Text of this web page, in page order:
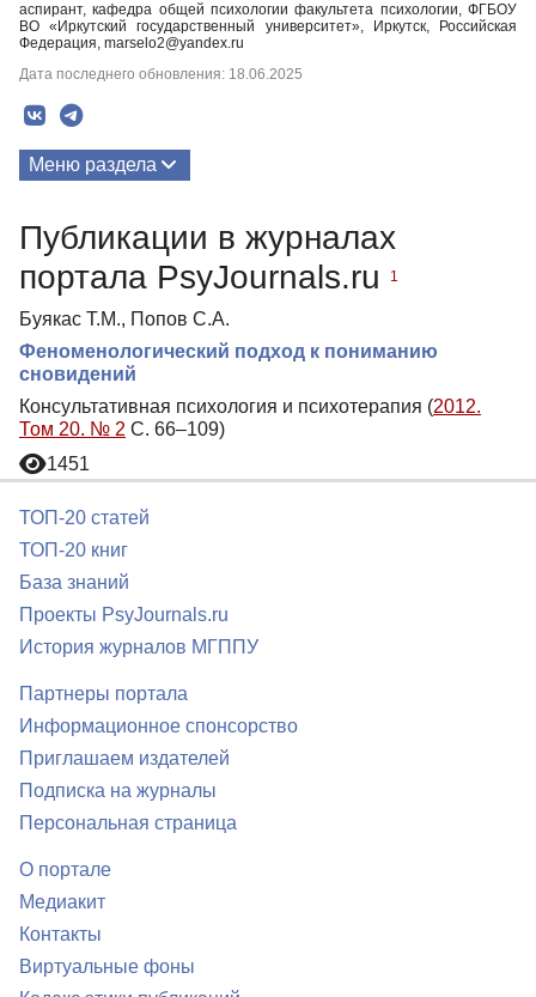
аспирант, кафедра общей психологии факультета психологии, ФГБОУ
ВО «Иркутский государственный университет», Иркутск, Российская
Федерация, marselo2@yandex.ru
Дата последнего обновления: 18.06.2025
Меню раздела
Публикации в журналах
портала PsyJournals.ru
1
Буякас Т.М., Попов С.А.
Феноменологический подход к пониманию
сновидений
Консультативная психология и психотерапия (2012.
Том 20. № 2 С. 66–109)
1451
ТОП-20 статей
ТОП-20 книг
База знаний
Проекты PsyJournals.ru
История журналов МГППУ
Партнеры портала
Информационное спонсорство
Приглашаем издателей
Подписка на журналы
Персональная страница
О портале
Медиакит
Контакты
Виртуальные фоны